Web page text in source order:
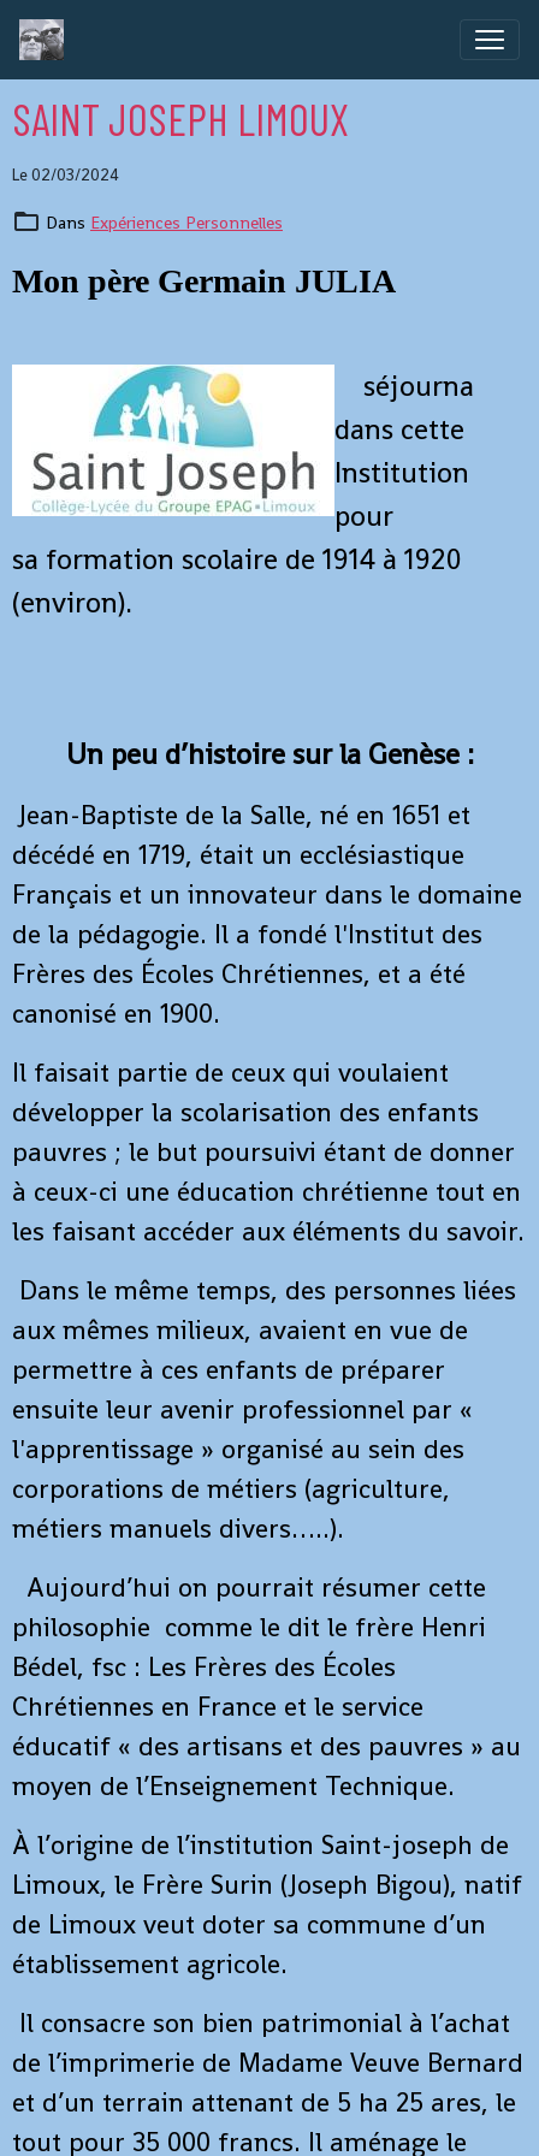
SAINT JOSEPH LIMOUX
Le 02/03/2024
Dans Expériences Personnelles
Mon père Germain JULIA
séjourna
dans cette
Institution
pour
sa formation scolaire de 1914 à 1920
(environ).
Un peu d’histoire sur la Genèse :
Jean-Baptiste de la Salle, né en 1651 et
décédé en 1719, était un ecclésiastique
Français et un innovateur dans le domaine
de la pédagogie. Il a fondé l'Institut des
Frères des Écoles Chrétiennes, et a été
canonisé en 1900.
Il faisait partie de ceux qui voulaient
développer la scolarisation des enfants
pauvres ; le but poursuivi étant de donner
à ceux-ci une éducation chrétienne tout en
les faisant accéder aux éléments du savoir.
Dans le même temps, des personnes liées
aux mêmes milieux, avaient en vue de
permettre à ces enfants de préparer
ensuite leur avenir professionnel par «
l'apprentissage » organisé au sein des
corporations de métiers (agriculture,
métiers manuels divers…..).
Aujourd’hui on pourrait résumer cette
philosophie comme le dit le frère Henri
Bédel, fsc : Les Frères des Écoles
Chrétiennes en France et le service
éducatif « des artisans et des pauvres » au
moyen de l’Enseignement Technique.
À l’origine de l’institution Saint-joseph de
Limoux, le Frère Surin (Joseph Bigou), natif
de Limoux veut doter sa commune d’un
établissement agricole.
Il consacre son bien patrimonial à l’achat
de l’imprimerie de Madame Veuve Bernard
et d’un terrain attenant de 5 ha 25 ares, le
tout pour 35 000 francs. Il aménage le